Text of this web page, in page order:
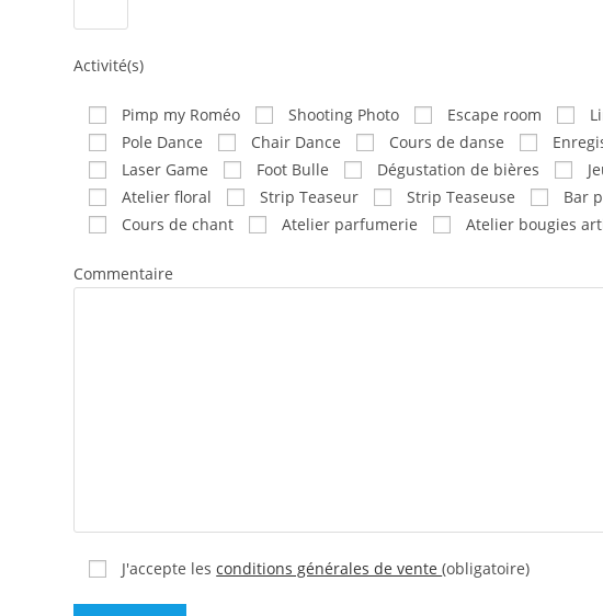
Activité(s)
Pimp my Roméo Shooting Photo Escape room
Pole Dance
Chair Dance Cours de danse
Laser Game
Foot Bulle Dégustation de bières
Atelier floral
Strip Teaseur Strip Teaseuse Bar
Cours de chant
Atelier parfumerie Atelier bougies
Commentaire
J'accepte lesconditions générales de vente(obligatoire)